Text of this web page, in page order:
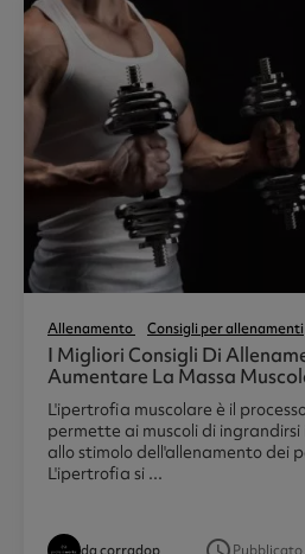
Allenamento Consigli per allenamenti
I Migliori Consigli Di
Aumentare La Massa
L'ipertrofia muscolare è il
permette ai muscoli di ingrandirsi
allo stimolo dell'allenamento dei
L'ipertrofia si ...